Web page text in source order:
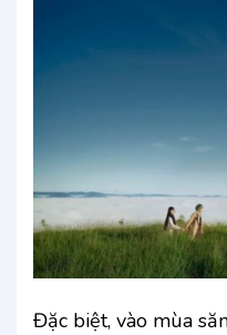
Đặc biệt, vào mùa